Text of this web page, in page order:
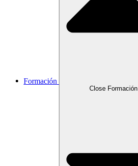
Formación
Close Formación